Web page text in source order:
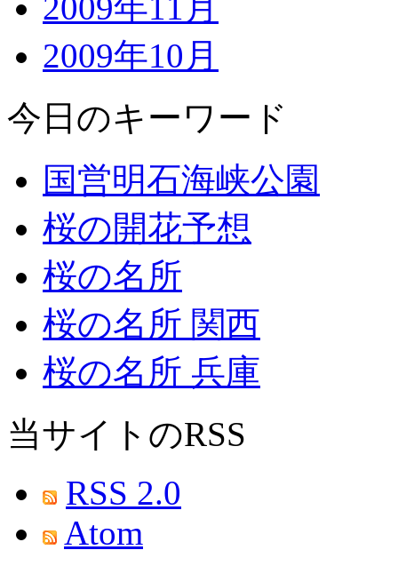
2009年10月
今日のキーワード
国営明石海峡公園
桜の開花予想
桜の名所
桜の名所 関西
桜の名所 兵庫
当サイトのRSS
RSS 2.0
Atom